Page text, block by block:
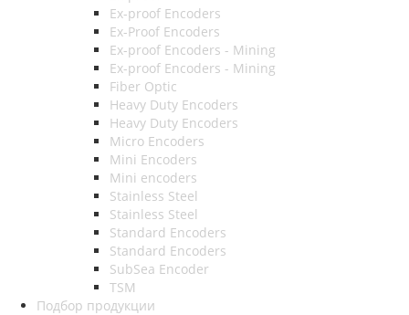
Ex-proof Encoders
Ex-Proof Encoders
Ex-proof Encoders - Mining
Ex-proof Encoders - Mining
Fiber Optic
Heavy Duty Encoders
Heavy Duty Encoders
Micro Encoders
Mini Encoders
Mini encoders
Stainless Steel
Stainless Steel
Standard Encoders
Standard Encoders
SubSea Encoder
TSM
Подбор продукции